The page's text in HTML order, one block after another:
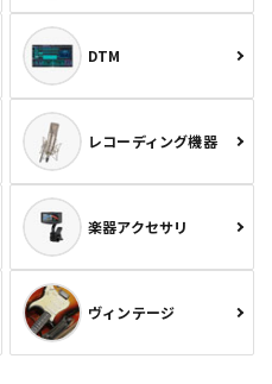
DTM
レコーディング機器
楽器アクセサリ
ヴィンテージ